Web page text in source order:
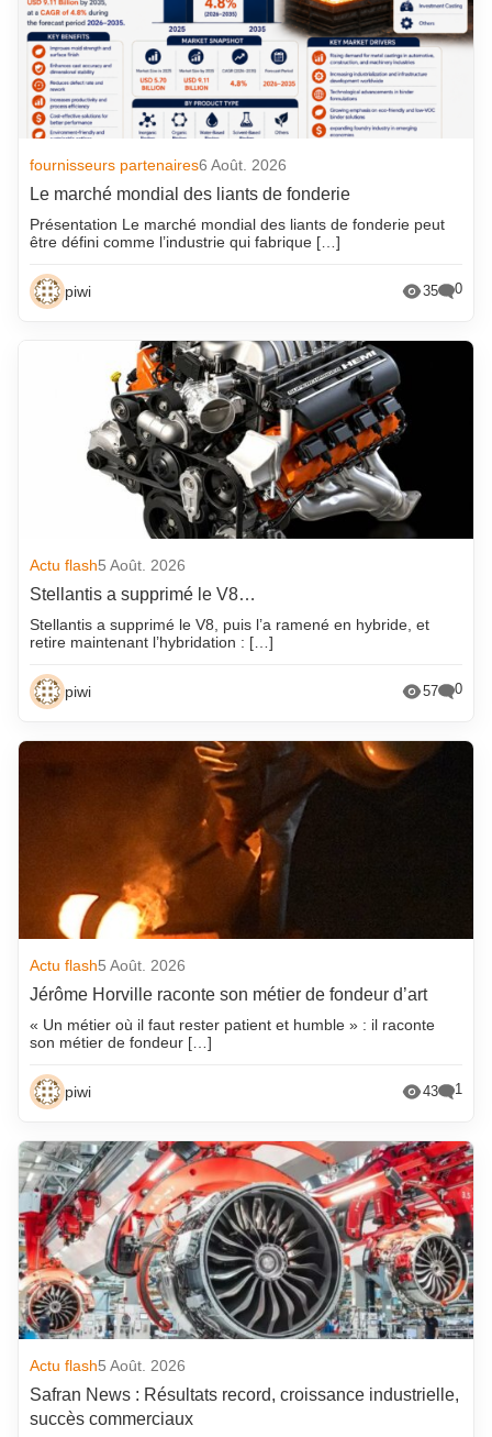
fournisseurs partenaires6 Août. 2026
Le marché mondial des liants de fonderie
Présentation Le marché mondial des liants de fonderie peut
être défini comme l’industrie qui fabrique […]
piwi 35 0
Actu flash5 Août. 2026
Stellantis a supprimé le V8…
Stellantis a supprimé le V8, puis l’a ramené en hybride, et
retire maintenant l’hybridation : […]
piwi 57 0
Actu flash5 Août. 2026
Jérôme Horville raconte son métier de fondeur d’art
« Un métier où il faut rester patient et humble » : il raconte
son métier de fondeur […]
piwi 43 1
Actu flash5 Août. 2026
Safran News : Résultats record, croissance industrielle,
succès commerciaux